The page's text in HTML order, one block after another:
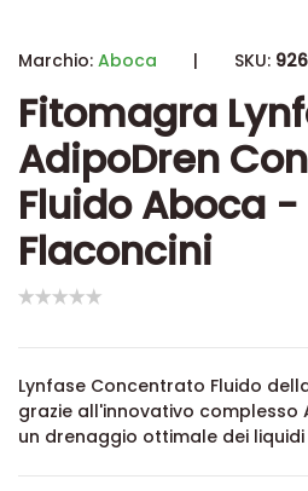
Marchio: Aboca | SKU:
Fitomagra
AdipoDren
Fluido Aboca -
Flaconcini
Lynfase Concentrato Fluido
grazie all'innovativo complesso
un drenaggio ottimale dei